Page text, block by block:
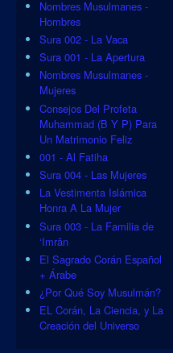
Nombres Musulmanes -
Hombres
Sura 002 - La Vaca
Sura 001 - La Apertura
Nombres Musulmanes -
Mujeres
Consejos Del Profeta
Muhammad (B Y P) Para
Un Matrimonio Feliz
001 - Al Fatiha
Sura 004 - Las Mujeres
La Vestimenta Islámica
Honra A La Mujer
Sura 003 - La Familia de
‘Imrân
El Sagrado Corán Español
+ Árabe
¿Por Qué Soy Musulmán?
EL Corán, La Ciencia, y La
Creación del Universo